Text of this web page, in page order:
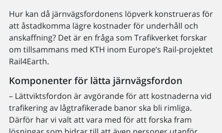
Hur kan då järnvägsfordonens löpverk konstrueras för
att åstadkomma lägre kostnader för underhåll och
anskaffning? Det är en fråga som Trafikverket forskar
om tillsammans med KTH inom Europe’s Rail-projektet
Rail4Earth.
Komponenter för lätta järnvägsfordon
– Lättviktsfordon är avgörande för att kostnaderna vid
trafikering av lågtrafikerade banor ska bli rimliga.
Därför har vi valt att vara med för att forska fram